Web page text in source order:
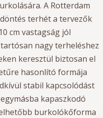
A Rotterdam
terhét a tervezők
cm vastagság jól
nagy terheléshez
keresztül biztosan el
hasonlító formája
stabil kapcsolódást
kapaszkodó
burkolókőforma